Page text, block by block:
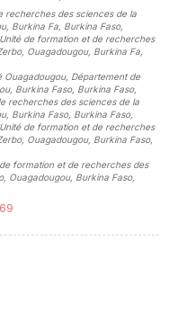
recherches des sciences de la
Burkina Fa, Burkina Faso,
de formation et de recherches
Ouagadougou, Burkina Fa,
Département de
Burkina Faso, Burkina Faso,
recherches des sciences de la
Burkina Faso, Burkina Faso,
de formation et de recherches
Ouagadougou, Burkina Faso,
formation et de recherches des
Ouagadougou, Burkina Faso,